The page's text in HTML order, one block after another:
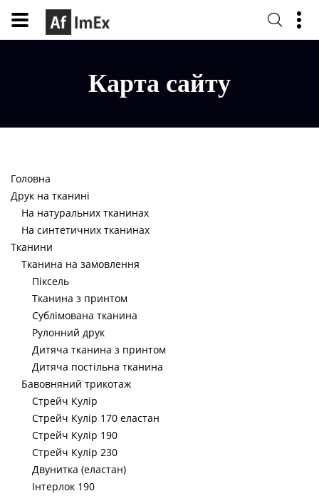
Карта сайту
Головна
Друк на тканині
На натуральних тканинах
На синтетичних тканинах
Тканини
Тканина на замовлення
Піксель
Тканина з принтом
Сублімована тканина
Рулонний друк
Дитяча тканина з принтом
Дитяча постільна тканина
Бавовняний трикотаж
Стрейч Кулір
Стрейч Кулір 170 еластан
Стрейч Кулір 190
Стрейч Кулір 230
Двунитка (еластан)
Інтерлок 190